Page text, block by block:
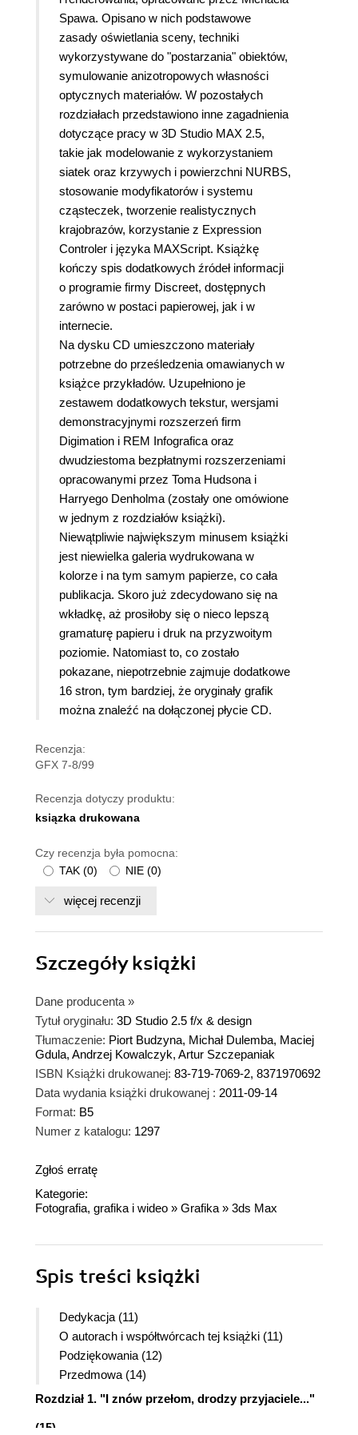
Spawa. Opisano w nich podstawowe
zasady oświetlania sceny, techniki
wykorzystywane do "postarzania" obiektów,
symulowanie anizotropowych własności
optycznych materiałów. W pozostałych
rozdziałach przedstawiono inne zagadnienia
dotyczące pracy w 3D Studio MAX 2.5,
takie jak modelowanie z wykorzystaniem
siatek oraz krzywych i powierzchni NURBS,
stosowanie modyfikatorów i systemu
cząsteczek, tworzenie realistycznych
krajobrazów, korzystanie z Expression
Controler i języka MAXScript. Książkę
kończy spis dodatkowych źródeł informacji
o programie firmy Discreet, dostępnych
zarówno w postaci papierowej, jak i w
internecie.
Na dysku CD umieszczono materiały
potrzebne do prześledzenia omawianych w
książce przykładów. Uzupełniono je
zestawem dodatkowych tekstur, wersjami
demonstracyjnymi rozszerzeń firm
Digimation i REM Infografica oraz
dwudziestoma bezpłatnymi rozszerzeniami
opracowanymi przez Toma Hudsona i
Harryego Denholma (zostały one omówione
w jednym z rozdziałów książki).
Niewątpliwie największym minusem książki
jest niewielka galeria wydrukowana w
kolorze i na tym samym papierze, co cała
publikacja. Skoro już zdecydowano się na
wkładkę, aż prosiłoby się o nieco lepszą
gramaturę papieru i druk na przyzwoitym
poziomie. Natomiast to, co zostało
pokazane, niepotrzebnie zajmuje dodatkowe
16 stron, tym bardziej, że oryginały grafik
można znaleźć na dołączonej płycie CD.
Recenzja:
GFX 7-8/99
Recenzja dotyczy produktu:
ksiązka drukowana
Czy recenzja była pomocna:
TAK (0) NIE (0)
więcej recenzji
Szczegółyksiążki
Dane producenta »
Tytuł oryginału: 3D Studio 2.5 f/x & design
Tłumaczenie: Piort Budzyna, Michał Dulemba, Maciej
Gdula, Andrzej Kowalczyk, Artur Szczepaniak
ISBN Książki drukowanej: 83-719-7069-2, 8371970692
Data wydania książki drukowanej : 2011-09-14
Format: B5
Numer z katalogu: 1297
Zgłoś erratę
Kategorie:
Fotografia, grafika i wideo » Grafika» 3ds Max
Spis treści książki
Dedykacja (11)
O autorach i współtwórcach tej książki (11)
Podziękowania (12)
Przedmowa (14)
Rozdział 1. "I znów przełom, drodzy przyjaciele..."
(15)